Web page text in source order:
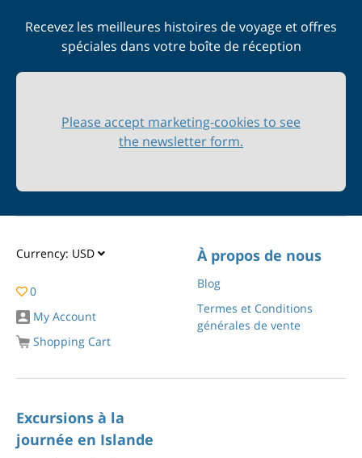
Recevez les meilleures histoires de voyage et offres
spéciales dans votre boîte de réception
Please accept marketing-cookies to see
the newsletter form.
Currency: USD
0
My Account
Shopping Cart
À propos de nous
Blog
Termes et Conditions
générales de vente
Excursions à la
journée en Islande